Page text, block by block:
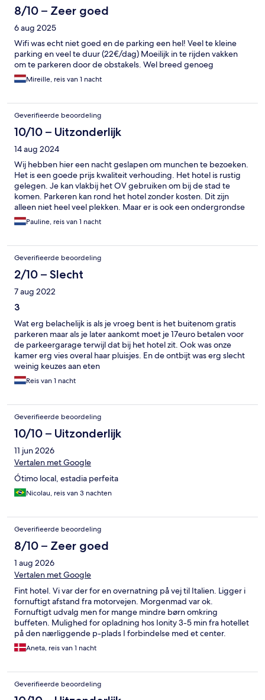
8/10 – Zeer goed
6 aug 2025
Wifi was echt niet goed en de parking een hel! Veel te kleine
parking en veel te duur (22€/dag) Moeilijk in te rijden vakken
om te parkeren door de obstakels. Wel breed genoeg
Mireille, reis van 1 nacht
Geverifieerde beoordeling
10/10 – Uitzonderlijk
14 aug 2024
Wij hebben hier een nacht geslapen om munchen te bezoeken.
Het is een goede prijs kwaliteit verhouding. Het hotel is rustig
gelegen. Je kan vlakbij het OV gebruiken om bij de stad te
komen. Parkeren kan rond het hotel zonder kosten. Dit zijn
alleen niet heel veel plekken. Maar er is ook een ondergrondse
garage tegen betaling. Het ontbijt was goed en genoeg keuze.
Voor ons een geslaagd verblijf.
Pauline, reis van 1 nacht
Geverifieerde beoordeling
2/10 – Slecht
7 aug 2022
3
Wat erg belachelijk is als je vroeg bent is het buitenom gratis
parkeren maar als je later aankomt moet je 17euro betalen voor
de parkeergarage terwijl dat bij het hotel zit. Ook was onze
kamer erg vies overal haar pluisjes. En de ontbijt was erg slecht
weinig keuzes aan eten
Reis van 1 nacht
Geverifieerde beoordeling
10/10 – Uitzonderlijk
11 jun 2026
Vertalen met Google
Ótimo local, estadia perfeita
Nicolau, reis van 3 nachten
Geverifieerde beoordeling
8/10 – Zeer goed
1 aug 2026
Vertalen met Google
Fint hotel. Vi var der for en overnatning på vej til Italien. Ligger i
fornuftigt afstand fra motorvejen. Morgenmad var ok.
Fornuftigt udvalg men for mange mindre børn omkring
buffeten. Mulighed for opladning hos Ionity 3-5 min fra hotellet
på den nærliggende p-plads I forbindelse med et center.
Aneta, reis van 1 nacht
Geverifieerde beoordeling